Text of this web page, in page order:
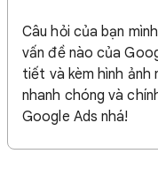
Câu hỏi của bạn
vấn đề nào của
tiết và kèm hình
nhanh chóng và
Google Ads nhá!